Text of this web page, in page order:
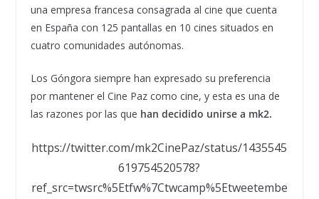
una empresa francesa consagrada al cine que cuenta
en España con 125 pantallas en 10 cines situados en
cuatro comunidades autónomas.
Los Góngora siempre han expresado su preferencia
por mantener el Cine Paz como cine, y esta es una de
las razones por las que han decidido unirse a mk2.
https://twitter.com/mk2CinePaz/status/1435545
619754520578?
ref_src=twsrc%5Etfw%7Ctwcamp%5Etweetembe